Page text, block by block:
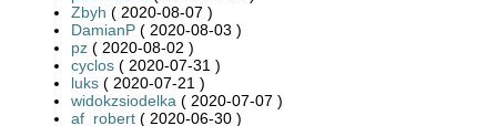
Zbyh ( 2020-08-07 )
DamianP ( 2020-08-03 )
pz ( 2020-08-02 )
cyclos ( 2020-07-31 )
luks ( 2020-07-21 )
widokzsiodelka ( 2020-07-07 )
af_robert ( 2020-06-30 )